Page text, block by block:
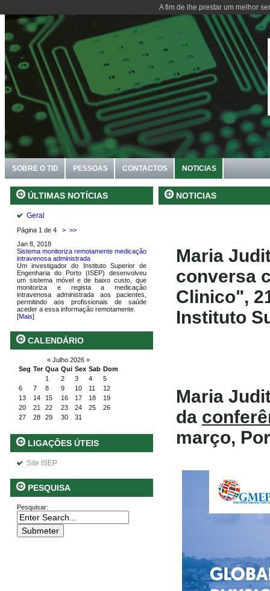
A fim de lhe prestar um melhor
SOBRE O TID PESSOAS CONTACTOS NOTICIAS
ÚLTIMAS NOTÍCIAS
Geral
Página 1 de 4 > >>
Jan 8, 2018
Sistema monitoriza remotamente medicação
intravenosa administrada
Um investigador do Instituto Superior de
Engenharia do Porto (ISEP) desenvolveu
um sistema móvel e de baixo custo, que
monitoriza e regista a medicação
intravenosa administrada aos pacientes,
permitindo aos profissionais de saúde
aceder a essa informação remotamente.
[Mais]
CALENDÁRIO
« Julho 2026 »
Seg Ter Qua Qui Sex Sab Dom
1
2 3 4
5
6
7 8 9 10 11
12
13
14 15 16 17 18
19
20
21 22 23 24 25
26
27
28 29 30 31
LIGAÇÕES ÚTEIS
Site ISEP
PESQUISA
Pesquisar:
NOTICIAS
Maria
conversa
Clinico",
Instituto
Maria
da
março,